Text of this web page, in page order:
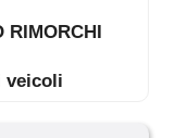
RIMORCHI
veicoli